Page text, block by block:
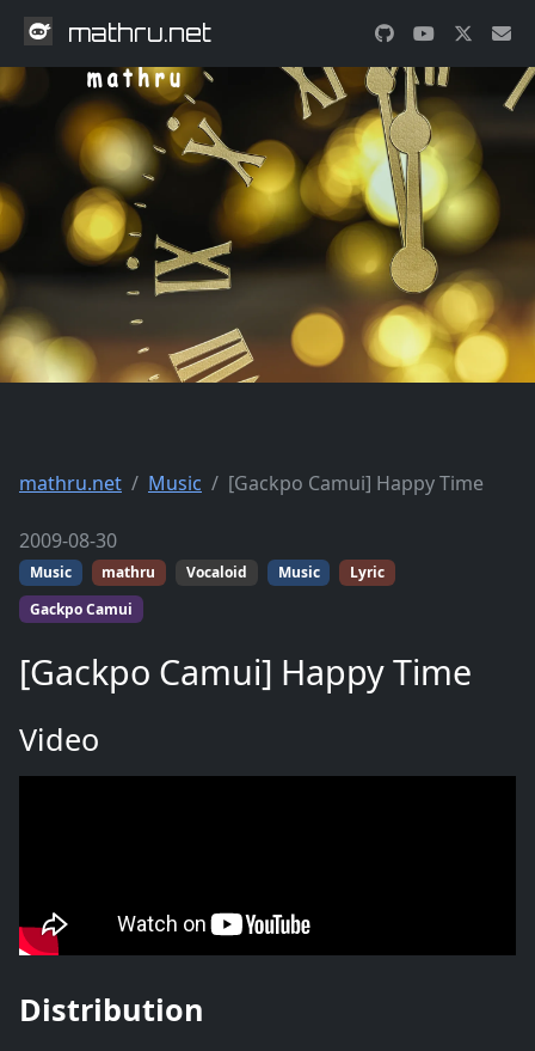
mathru.net
mathru.net Music [Gackpo Camui] Happy Time
2009-08-30
Music mathru Vocaloid Music
Lyric
Gackpo Camui
[Gackpo Camui] Happy Time
Video
Distribution